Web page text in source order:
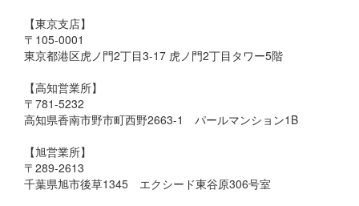
【東京支店】
〒105-0001
東京都港区虎ノ門2丁目3-17 虎ノ門2丁目タワー5階
【高知営業所】
〒781-5232
高知県香南市野市町西野2663-1 パールマンション1B
【旭営業所】
〒289-2613
千葉県旭市後草1345 エクシード東谷原306号室